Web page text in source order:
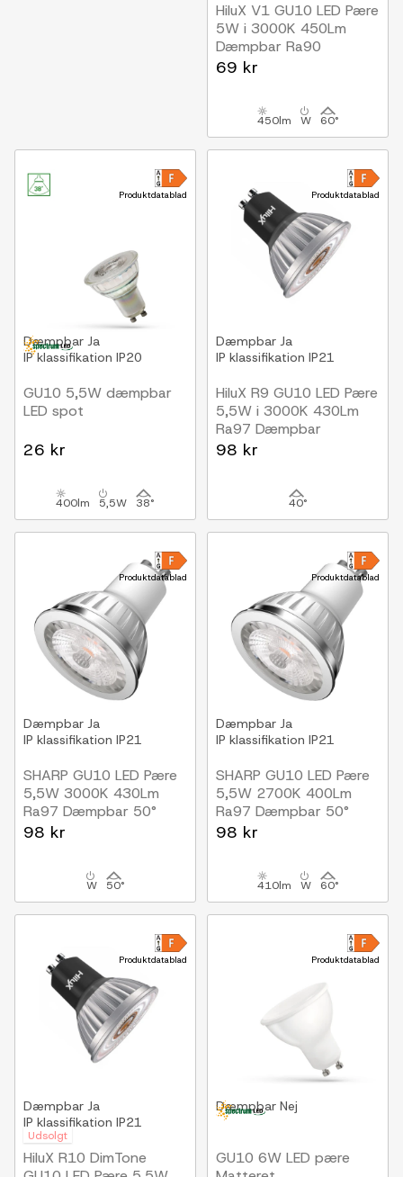
HiluX V1 GU10 LED Pære
5W i 3000K 450Lm
Dæmpbar Ra90
69 kr
450lm W 60°
Produktdatablad
Dæmpbar Ja
IP klassifikation IP20
GU10 5,5W dæmpbar
LED spot
26 kr
400lm 5,5W 38°
Produktdatablad
Dæmpbar Ja
IP klassifikation IP21
HiluX R9 GU10 LED Pære
5,5W i 3000K 430Lm
Ra97 Dæmpbar
40g spredning
98 kr
40°
Produktdatablad
Dæmpbar Ja
IP klassifikation IP21
SHARP GU10 LED Pære
5,5W 3000K 430Lm
Ra97 Dæmpbar 50°
98 kr
W 50°
Produktdatablad
Dæmpbar Ja
IP klassifikation IP21
SHARP GU10 LED Pære
5,5W 2700K 400Lm
Ra97 Dæmpbar 50°
98 kr
410lm W 60°
Produktdatablad
Udsolgt
Dæmpbar Ja
IP klassifikation IP21
HiluX R10 DimTone
Produktdatablad
Dæmpbar Nej
GU10 6W LED pære